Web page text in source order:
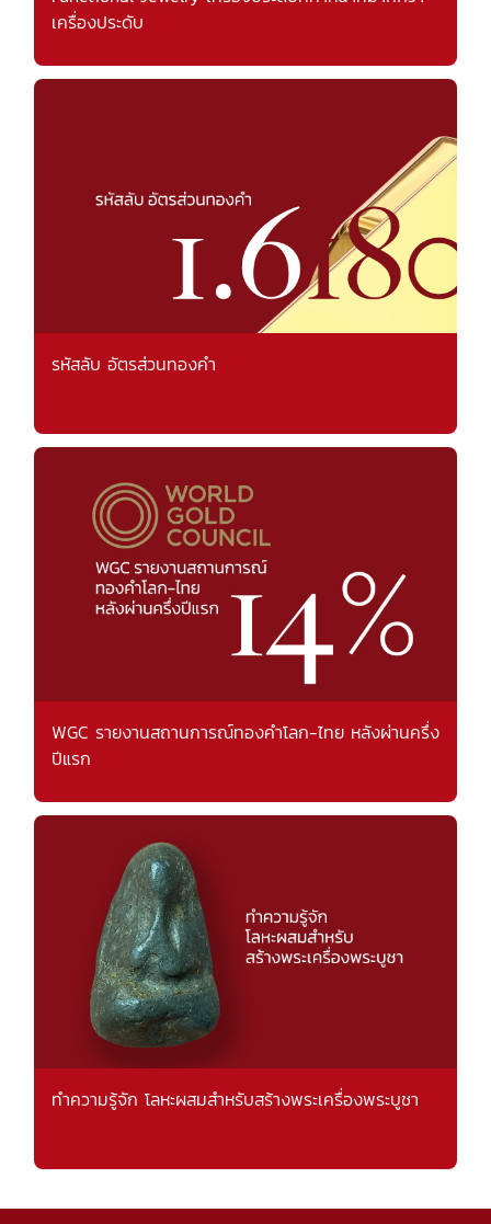
เครื่องประดับ
รหัสลับ อัตรส่วนทองคำ
WGC รายงานสถานการณ์ทองคำโลก-ไทย หลังผ่านครึ่ง
ปีแรก
ทำความรู้จัก โลหะผสมสำหรับสร้างพระเครื่องพระบูชา